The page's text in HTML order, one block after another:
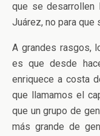
que se
Juárez, no para que
A grandes rasgos,
es que desde
enriquece a costa
que llamamos el
que un grupo de
más grande de